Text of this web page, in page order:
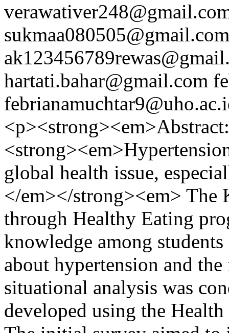
sukmaa080505@gmail.com
hartati.bahar@gmail.com
global health issue,
</em></strong><em> The
through Healthy Eating
knowledge among
about hypertension and
situational analysis was
developed using the